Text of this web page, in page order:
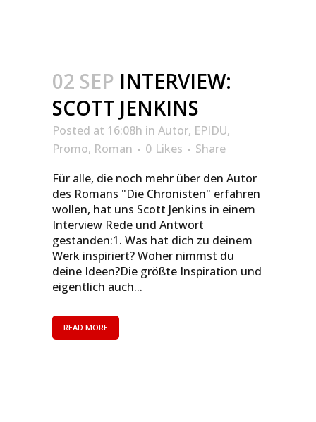
02 SEP INTERVIEW:
SCOTT JENKINS
Posted at 16:08h in Autor, EPIDU,
Promo, Roman 0 Likes
Share
Für alle, die noch mehr über den Autor
des Romans "Die Chronisten" erfahren
wollen, hat uns Scott Jenkins in einem
Interview Rede und Antwort
gestanden:1. Was hat dich zu deinem
Werk inspiriert? Woher nimmst du
deine Ideen?Die größte Inspiration und
eigentlich auch...
READ MORE